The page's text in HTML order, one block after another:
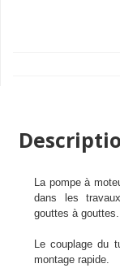
La pompe à
dans les
gouttes à gouttes.
Le couplage du
montage rapide.